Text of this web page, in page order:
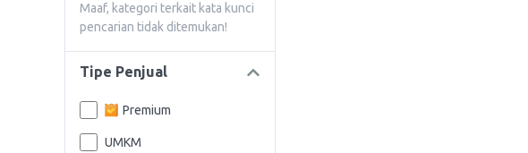
Maaf, kategori terkait kata kunci
pencarian tidak ditemukan!
Tipe Penjual
Premium
UMKM